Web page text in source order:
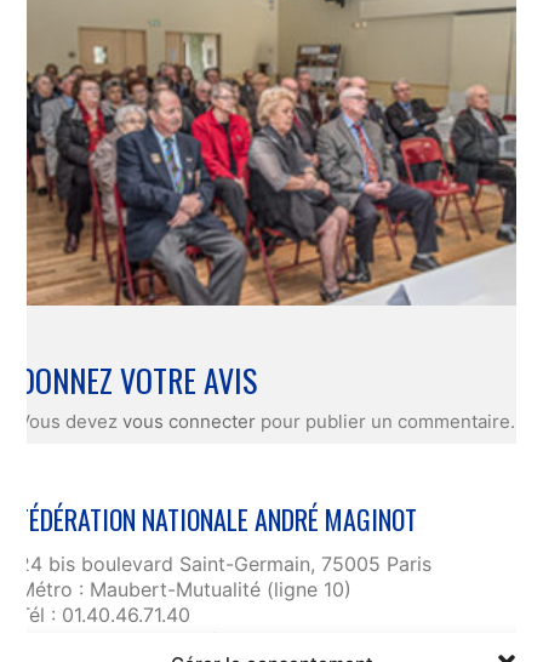
DONNEZ VOTRE AVIS
Vous devez vous connecter pour publier un commentaire.
FÉDÉRATION NATIONALE ANDRÉ MAGINOT
24 bis boulevard Saint-Germain, 75005 Paris
Métro : Maubert-Mutualité (ligne 10)
Tél : 01.40.46.71.40
fnam@maginot.asso.fr